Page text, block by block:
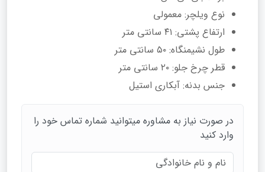
نوع ویلچر: معمولی
ارتفاع پشتی: ۴۱ سانتی‌ متر
طول نشیمنگاه: ۵۰ سانتی‌ متر
قطر چرخ جلو: ۲۰ سانتی‌ متر
جنس بدنه: آبکاری استیل
در صورت نیاز به مشاوره میتوانید شماره تماس خود را
وارد کنید